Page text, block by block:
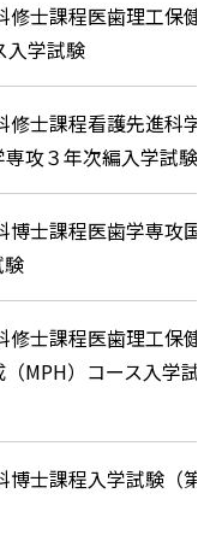
修士課程医歯理工保健
入学試験
修士課程看護先進科学
攻３年次編入学試験
博士課程医歯学専攻国
修士課程医歯理工保健
MPH）コース入学試
博士課程入学試験（第